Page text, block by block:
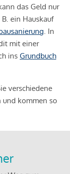
das Geld nur
ein Hauskauf
. In
mit einer
ins Grundbuch
verschiedene
und kommen so